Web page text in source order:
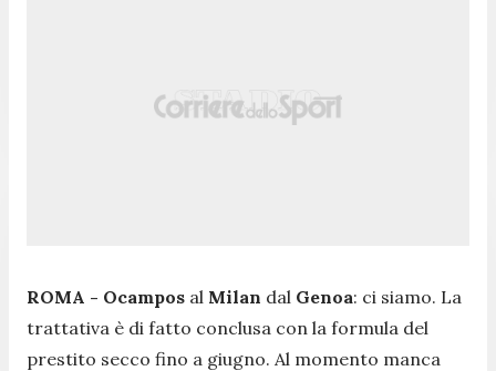
ROMA - Ocampos al Milan dal Genoa: ci siamo. La
trattativa è di fatto conclusa con la formula del
prestito secco fino a giugno. Al momento manca